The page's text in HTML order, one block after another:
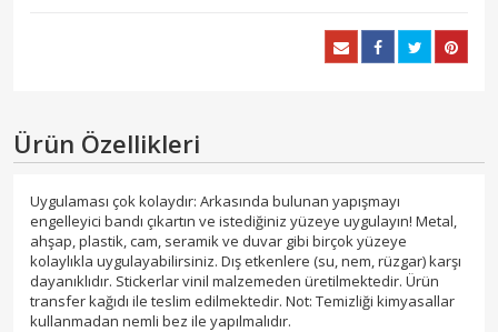
Ürün Özellikleri
Uygulaması çok kolaydır: Arkasında bulunan yapışmayı
engelleyici bandı çıkartın ve istediğiniz yüzeye uygulayın! Metal,
ahşap, plastik, cam, seramik ve duvar gibi birçok yüzeye
kolaylıkla uygulayabilirsiniz. Dış etkenlere (su, nem, rüzgar) karşı
dayanıklıdır. Stickerlar vinil malzemeden üretilmektedir. Ürün
transfer kağıdı ile teslim edilmektedir. Not: Temizliği kimyasallar
kullanmadan nemli bez ile yapılmalıdır.